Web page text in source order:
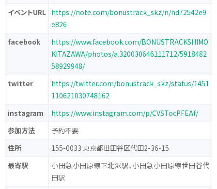
イベントURL https://note.com/bonustrack_skz/n/nd72542e9
e826
facebook
https://www.facebook.com/BONUSTRACKSHIMO
KITAZAWA/photos/a.320030646111712/5918482
58929948/
twitter
https://twitter.com/bonustrack_skz/status/1451
110621030748162
instagram
https://www.instagram.com/p/CVSTocPFEAf/
参加方法
予約不要
住所
155-0033 東京都世田谷区代田2-36-15
最寄駅
小田急小田原線下北沢駅、小田急小田原線世田谷代
田駅